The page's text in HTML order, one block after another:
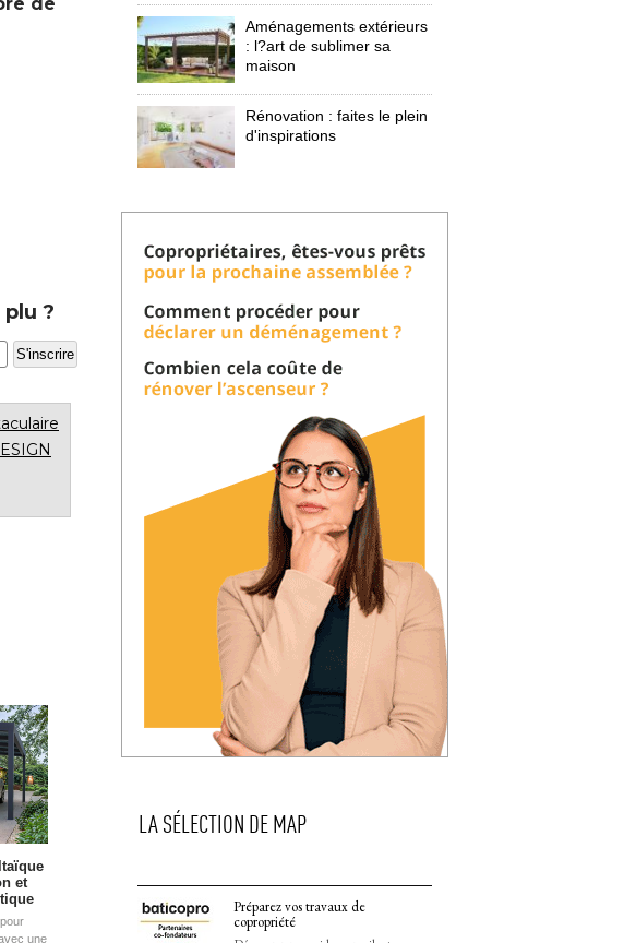
?
et
une
Aménagements extérieurs
: l?art de sublimer sa
maison
Rénovation : faites le plein
d'inspirations
LA SÉLECTION DE MAP
Préparez vos travaux de
copropriété